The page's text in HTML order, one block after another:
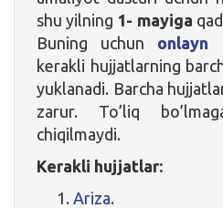
shu yilning 1- mayiga
Buning uchun onlayn
kerakli hujjatlarning
yuklanadi. Barcha
zarur. To’liq
chiqilmaydi.
Kerakli hujjatlar:
Ariza.